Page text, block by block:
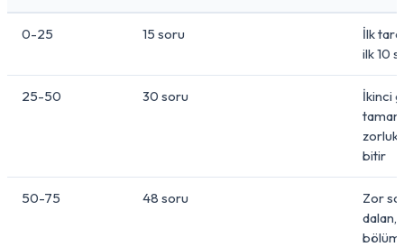
0-25 15 soru
İlk
ilk 10
25-50 30 soru
İkinci
bitir
50-75 48 soru
Zor
dalan,